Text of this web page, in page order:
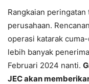
Rangkaian
perusahaan.
operasi katarak cuma-
lebih banyak
Februari 2024 nanti.
JEC akan